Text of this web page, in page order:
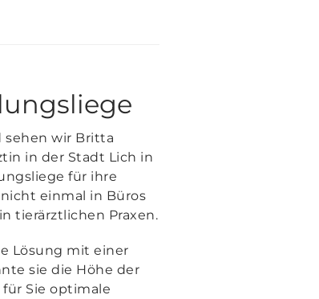
sehen wir Britta
in der Stadt Lich in
für ihre
nicht einmal in Büros
tierärztlichen Praxen.
Lösung mit einer
sie die Höhe der
Sie optimale